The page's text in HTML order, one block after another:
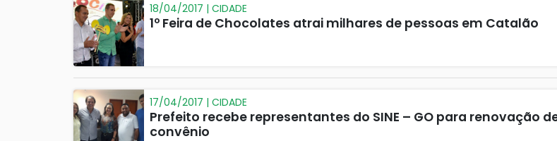
18/04/2017 | CIDADE
1º Feira de Chocolates atrai milhares de pessoas em Catalão
17/04/2017 | CIDADE
Prefeito recebe representantes do SINE – GO para renovação
convênio